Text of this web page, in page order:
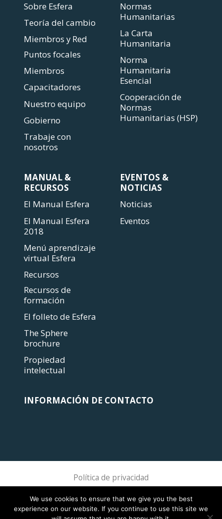
Sobre Esfera
Teoría del cambio
Miembros y Red
Puntos focales
Miembros
Capacitadores
Nuestro equipo
Gobierno
Trabaje con
nosotros
Normas
Humanitarias
La Carta
Humanitaria
Norma
Humanitaria
Esencial
Cooperación de
Normas
Humanitarias (HSP)
MANUAL &
RECURSOS
El Manual Esfera
El Manual Esfera
2018
Menú aprendizaje
virtual Esfera
Recursos
Recursos de
formación
El folleto de Esfera
The Sphere
brochure
Propiedad
intelectual
EVENTOS &
NOTICIAS
Noticias
Eventos
INFORMACIÓN DE CONTACTO
Política de privacidad
We use cookies to ensure that we give you the best
experience on our website. If you continue to use this site we